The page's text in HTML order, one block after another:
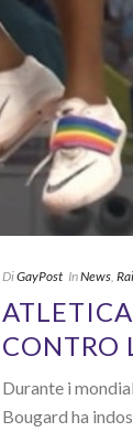
DiGayPost InNews,
CONTRO
Durante i
Bougard ha